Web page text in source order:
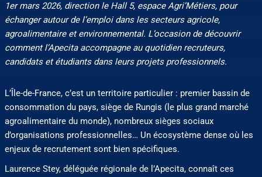
1er mars 2026, direction le Hall 5, espace Agri’Métiers, pour
échanger autour de l’emploi dans les secteurs agricole,
agroalimentaire et environnemental. L’occasion de découvrir
comment l’Apecita accompagne au quotidien recruteurs,
candidats et étudiants dans leurs projets professionnels.
L’Île-de-France, c’est un territoire particulier : premier bassin de
consommation du pays, siège de Rungis (le plus grand marché
agroalimentaire du monde), nombreux sièges sociaux
d’organisations professionnelles… Un écosystème dense où les
enjeux de recrutement sont bien spécifiques.
Laurence Stey, déléguée régionale de l’Apecita, connaît ces